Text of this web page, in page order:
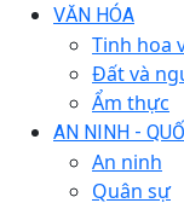
VĂN HÓA
Tinh hoa
Đất và
Ẩm thực
AN NINH -
An ninh
Quân sự